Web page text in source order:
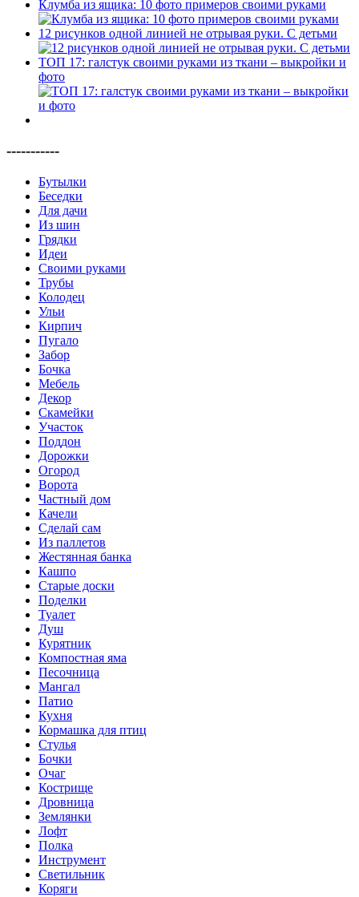
Клумба из ящика: 10 фото примеров своими руками
12 рисунков одной линией не отрывая руки. С детьми
ТОП 17: галстук своими руками из ткани – выкройки и
фото
-----------
Бутылки
Беседки
Для дачи
Из шин
Грядки
Идеи
Своими руками
Трубы
Колодец
Ульи
Кирпич
Пугало
Забор
Бочка
Мебель
Декор
Скамейки
Участок
Поддон
Дорожки
Огород
Ворота
Частный дом
Качели
Сделай сам
Из паллетов
Жестянная банка
Кашпо
Старые доски
Поделки
Туалет
Душ
Курятник
Компостная яма
Песочница
Мангал
Патио
Кухня
Кормашка для птиц
Стулья
Бочки
Очаг
Кострище
Дровница
Землянки
Лофт
Полка
Инструмент
Светильник
Коряги